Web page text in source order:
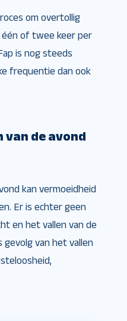
om overtollig
of twee keer per
is nog steeds
frequentie dan ook
van de avond
kan vermoeidheid
Er is echter geen
en het vallen van de
gevolg van het vallen